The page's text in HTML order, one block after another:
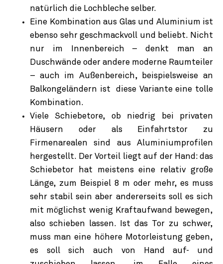
natürlich die Lochbleche selber.
Eine Kombination aus Glas und Aluminium ist
ebenso sehr geschmackvoll und beliebt. Nicht
nur im Innenbereich – denkt man an
Duschwände oder andere moderne Raumteiler
– auch im Außenbereich, beispielsweise an
Balkongeländern ist diese Variante eine tolle
Kombination.
Viele Schiebetore, ob niedrig bei privaten
Häusern oder als Einfahrtstor zu
Firmenarealen sind aus Aluminiumprofilen
hergestellt. Der Vorteil liegt auf der Hand: das
Schiebetor hat meistens eine relativ große
Länge, zum Beispiel 8 m oder mehr, es muss
sehr stabil sein aber andererseits soll es sich
mit möglichst wenig Kraftaufwand bewegen,
also schieben lassen. Ist das Tor zu schwer,
muss man eine höhere Motorleistung geben,
es soll sich auch von Hand auf- und